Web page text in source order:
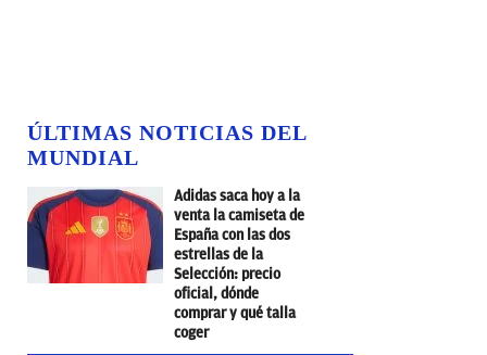
ÚLTIMAS NOTICIAS DEL
MUNDIAL
Adidas saca hoy a la
venta la camiseta de
España con las dos
estrellas de la
Selección: precio
oficial, dónde
comprar y qué talla
coger